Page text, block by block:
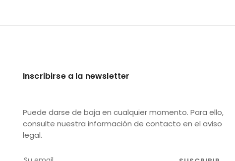
Inscribirse a la newsletter
Puede darse de baja en cualquier momento. Para ello,
consulte nuestra información de contacto en el aviso
legal.